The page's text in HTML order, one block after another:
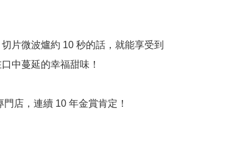
片微波爐約 10 秒的話，就能享受到
中蔓延的幸福甜味！
店，連續 10 年金賞肯定！